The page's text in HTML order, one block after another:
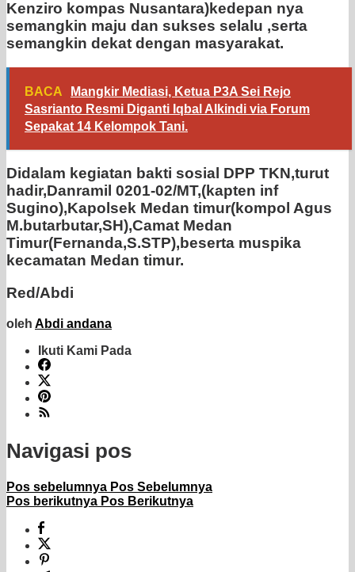
Kenziro kompas Nusantara)kedepan nya
semangkin maju dan sukses selalu ,serta
semangkin dekat dengan masyarakat.
BACA
Mangkir Mediasi, Ketua P3A Sei Rejo
Sasrianto Resmi Diganti Iqbal Alkindi via Forum
Sepakat 14 Kelompok Tani.
Didalam kegiatan bakti sosial DPP TKN,turut
hadir,Danramil 0201-02/MT,(kapten inf
Sugino),Kapolsek Medan timur(kompol Agus
M.butarbutar,SH),Camat Medan
Timur(Fernanda,S.STP),beserta muspika
kecamatan Medan timur.
Red/Abdi
oleh Abdi andana
Ikuti Kami Pada
Navigasi pos
Pos sebelumnya Pos Sebelumnya
Pos berikutnya Pos Berikutnya